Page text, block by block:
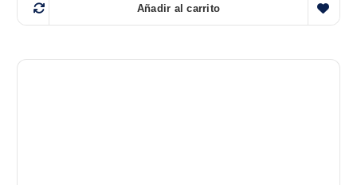
Añadir al carrito